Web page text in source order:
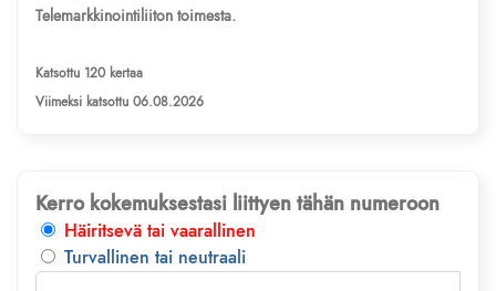
Telemarkkinointiliiton toimesta.
Katsottu 120 kertaa
Viimeksi katsottu 06.08.2026
Kerro kokemuksestasi liittyen tähän numeroon
Häiritsevä tai vaarallinen
Turvallinen tai neutraali